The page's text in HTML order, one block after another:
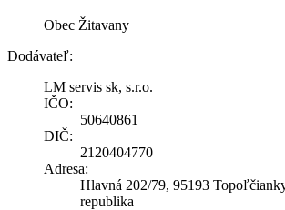
Obec Žitavany
Dodávateľ:
LM servis sk, s.r.o.
IČO:
50640861
DIČ:
2120404770
Adresa:
Hlavná 202/79, 95193
republika